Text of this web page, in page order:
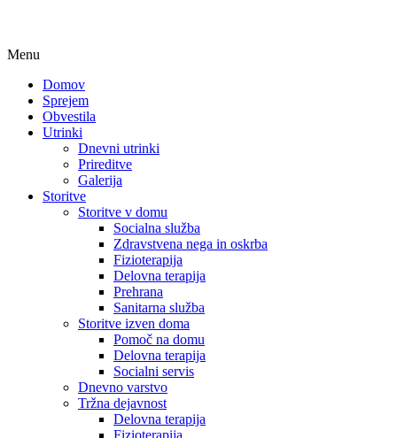
Menu
Domov
Sprejem
Obvestila
Utrinki
Dnevni utrinki
Prireditve
Galerija
Storitve
Storitve v domu
Socialna služba
Zdravstvena nega in oskrba
Fizioterapija
Delovna terapija
Prehrana
Sanitarna služba
Storitve izven doma
Pomoč na domu
Delovna terapija
Socialni servis
Dnevno varstvo
Tržna dejavnost
Delovna terapija
Fizioterapija